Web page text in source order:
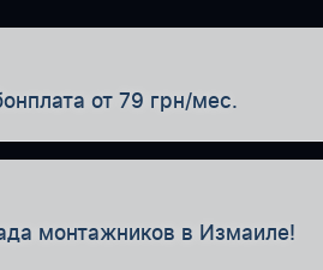
от 79 грн/мес.
монтажников в Измаиле!